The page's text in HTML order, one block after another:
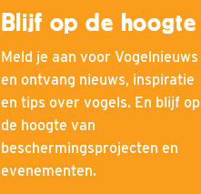
Blijf op de hoogte
Meld je aan voor Vogelnieuws
en ontvang nieuws, inspiratie
en tips over vogels. En blijf op
de hoogte van
beschermingsprojecten en
evenementen.